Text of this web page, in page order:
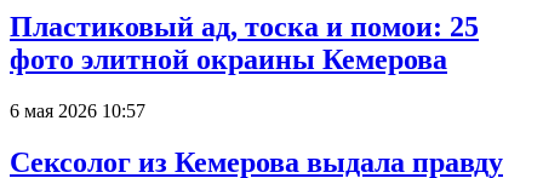
Пластиковый ад, тоска и помои: 25
фото элитной окраины Кемерова
6 мая 2026 10:57
Сексолог из Кемерова выдала правду